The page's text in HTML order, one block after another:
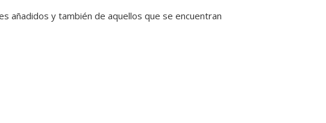
añadidos y también de aquellos que se encuentran